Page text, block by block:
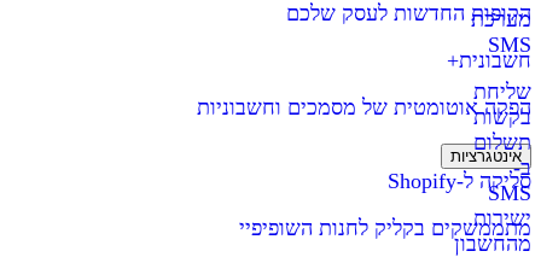
מערכת
SMS
שליחת
בקשות
תשלום
ב-
SMS
ישירות
מהחשבון
הקופות החדשות לעסק שלכם
חשבונית+
הפקה אוטומטית של מסמכים וחשבוניות
אינטגרציות
סליקה ל-Shopify
מתממשקים בקליק לחנות השופיפיי